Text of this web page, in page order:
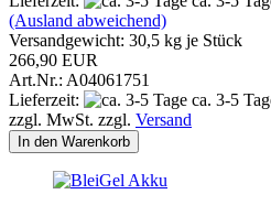
(Ausland abweichend)
Versandgewicht: 30,5 kg je Stück
266,90 EUR
Art.Nr.: A04061751
Lieferzeit:
ca. 3-5
zzgl. MwSt. zzgl. Versand
In den Warenkorb